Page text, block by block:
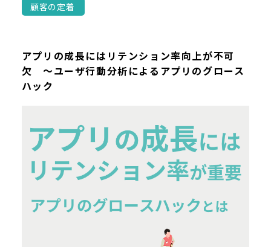
顧客の定着
アプリの成長にはリテンション率向上が不可
欠 ～ユーザ行動分析によるアプリのグロース
ハック